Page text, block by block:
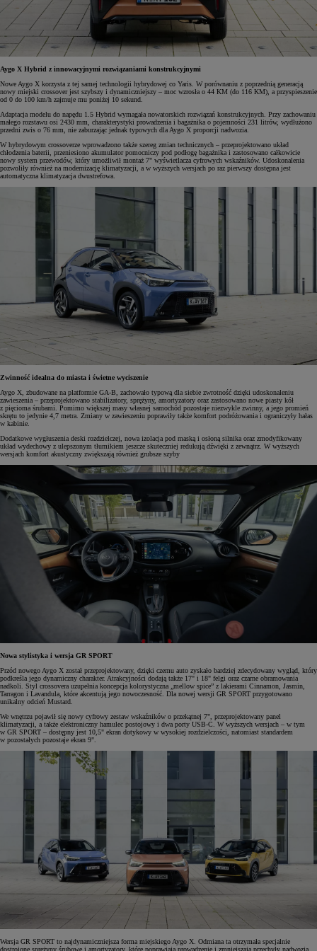
Aygo X Hybrid z innowacyjnymi rozwiązaniami konstrukcyjnymi
Nowe Aygo X korzysta z tej samej technologii hybrydowej co Yaris. W porównaniu z poprzednią generacją
nowy miejski crossover jest szybszy i dynamiczniejszy – moc wzrosła o 44 KM (do 116 KM), a przyspieszenie
od 0 do 100 km/h zajmuje mu poniżej 10 sekund.
Adaptacja modelu do napędu 1.5 Hybrid wymagała nowatorskich rozwiązań konstrukcyjnych. Przy zachowaniu
małego rozstawu osi 2430 mm, charakterystyki prowadzenia i bagażnika o pojemności 231 litrów, wydłużono
przedni zwis o 76 mm, nie zaburzając jednak typowych dla Aygo X proporcji nadwozia.
W hybrydowym crossoverze wprowadzono także szereg zmian technicznych – przeprojektowano układ
chłodzenia baterii, przeniesiono akumulator pomocniczy pod podłogę bagażnika i zastosowano całkowicie
nowy system przewodów, który umożliwił montaż 7" wyświetlacza cyfrowych wskaźników. Udoskonalenia
pozwoliły również na modernizację klimatyzacji, a w wyższych wersjach po raz pierwszy dostępna jest
automatyczna klimatyzacja dwustrefowa.
Zwinność idealna do miasta i świetne wyciszenie
Aygo X, zbudowane na platformie GA-B, zachowało typową dla siebie zwrotność dzięki udoskonaleniu
zawieszenia – przeprojektowano stabilizatory, sprężyny, amortyzatory oraz zastosowano nowe piasty kół
z pięcioma śrubami. Pomimo większej masy własnej samochód pozostaje niezwykle zwinny, a jego promień
skrętu to jedynie 4,7 metra. Zmiany w zawieszeniu poprawiły także komfort podróżowania i ograniczyły hałas
w kabinie.
Dodatkowe wygłuszenia deski rozdzielczej, nowa izolacja pod maską i osłoną silnika oraz zmodyfikowany
układ wydechowy z ulepszonym tłumikiem jeszcze skuteczniej redukują dźwięki z zewnątrz. W wyższych
wersjach komfort akustyczny zwiększają również grubsze szyby
Nowa stylistyka i wersja GR SPORT
Przód nowego Aygo X został przeprojektowany, dzięki czemu auto zyskało bardziej zdecydowany wygląd, który
podkreśla jego dynamiczny charakter. Atrakcyjności dodają także 17" i 18" felgi oraz czarne obramowania
nadkoli. Styl crossovera uzupełnia koncepcja kolorystyczna „mellow spice” z lakierami Cinnamon, Jasmin,
Tarragon i Lavandula, które akcentują jego nowoczesność. Dla nowej wersji GR SPORT przygotowano
unikalny odcień Mustard.
We wnętrzu pojawił się nowy cyfrowy zestaw wskaźników o przekątnej 7", przeprojektowany panel
klimatyzacji, a także elektroniczny hamulec postojowy i dwa porty USB-C. W wyższych wersjach – w tym
w GR SPORT – dostępny jest 10,5" ekran dotykowy w wysokiej rozdzielczości, natomiast standardem
w pozostałych pozostaje ekran 9".
Wersja GR SPORT to najdynamiczniejsza forma miejskiego Aygo X. Odmiana ta otrzymała specjalnie
dostrojone sprężyny śrubowe i amortyzatory, które poprawiają prowadzenie i zmniejszają przechyły nadwozia.